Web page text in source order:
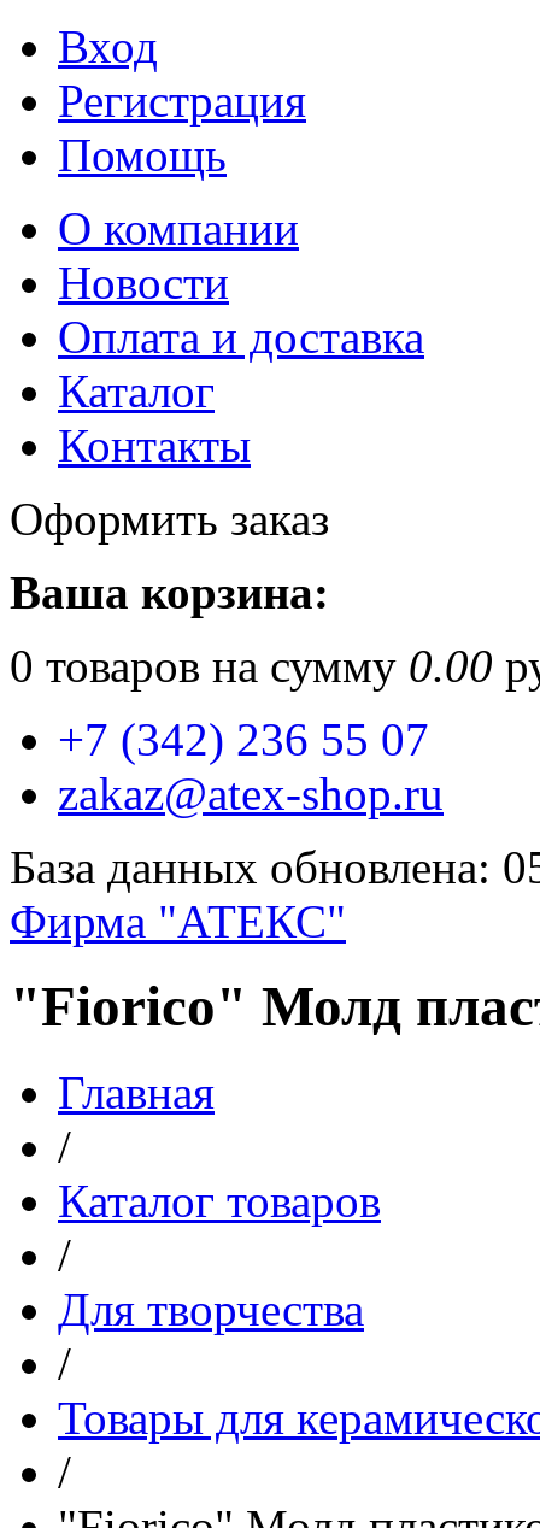
Вход
Регистрация
Помощь
О компании
Новости
Оплата и доставка
Каталог
Контакты
Оформить заказ
Ваша корзина:
0 товаров на сумму 0.00
+7 (342) 236 55 07
zakaz@atex-shop.ru
База данных обновлена:
Фирма "АТЕКС"
"Fiorico" Молд
Главная
/
Каталог товаров
/
Для творчества
/
Товары для
/